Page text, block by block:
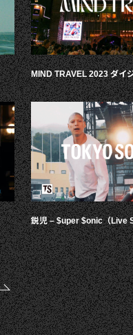
MIND TRAVEL 2023 ダイ
鋭児 – $uper $onic（Live